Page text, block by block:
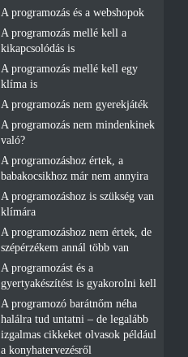
A programozás és a webshopok
A programozás mellé kell a
kikapcsolódás is
A programozás mellé kell egy
klíma is
A programozás nem gyerekjáték
A programozás nem mindenkinek
való?
A programozáshoz értek, a
babakocsikhoz már nem annyira
A programozáshoz is szükség van
klímára
A programozáshoz nem értek, de
szépérzékem annál több van
A programozást és a
gyertyakészítést is gyakorolni kell
A programozó barátnőm néha
halálra tud untatni – de legalább
izgalmas cikkeket olvasok például
a konyhatervezésről